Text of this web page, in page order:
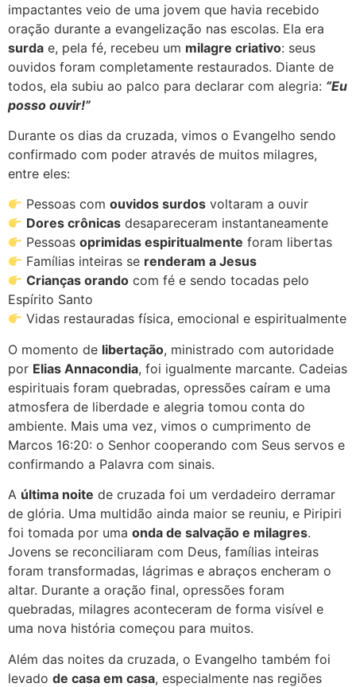
impactantes veio de uma jovem que havia recebido
oração durante a evangelização nas escolas. Ela era
surda e, pela fé, recebeu um milagre criativo: seus
ouvidos foram completamente restaurados. Diante de
todos, ela subiu ao palco para declarar com alegria: “Eu
posso ouvir!”
Durante os dias da cruzada, vimos o Evangelho sendo
confirmado com poder através de muitos milagres,
entre eles:
Pessoas comouvidos surdos voltaram a ouvir
Dores crônicas desapareceram instantaneamente
Pessoasoprimidas espiritualmente foram libertas
Famílias inteiras se renderam a Jesus
Crianças orando com fé e sendo tocadas pelo
Espírito Santo
Vidas restauradas física, emocional e espiritualmente
O momento de libertação, ministrado com autoridade
por Elias Annacondia, foi igualmente marcante. Cadeias
espirituais foram quebradas, opressões caíram e uma
atmosfera de liberdade e alegria tomou conta do
ambiente. Mais uma vez, vimos o cumprimento de
Marcos 16:20: o Senhor cooperando com Seus servos e
confirmando a Palavra com sinais.
A última noite de cruzada foi um verdadeiro derramar
de glória. Uma multidão ainda maior se reuniu, e Piripiri
foi tomada por uma onda de salvação e milagres.
Jovens se reconciliaram com Deus, famílias inteiras
foram transformadas, lágrimas e abraços encheram o
altar. Durante a oração final, opressões foram
quebradas, milagres aconteceram de forma visível e
uma nova história começou para muitos.
Além das noites da cruzada, o Evangelho também foi
levado de casa em casa, especialmente nas regiões